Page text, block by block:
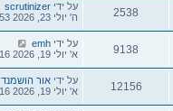
2538 על ידי scrutinizer
ה' יולי 23, 2026 5:53 pm
9138 על ידי emh
א' יולי 19, 2026 4:16 pm
12156 על ידי אור הושמנד
א' יולי 19, 2026 2:16 pm